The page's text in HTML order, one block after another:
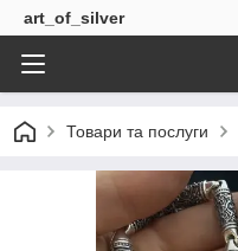
art_of_silver
Товари та послуги